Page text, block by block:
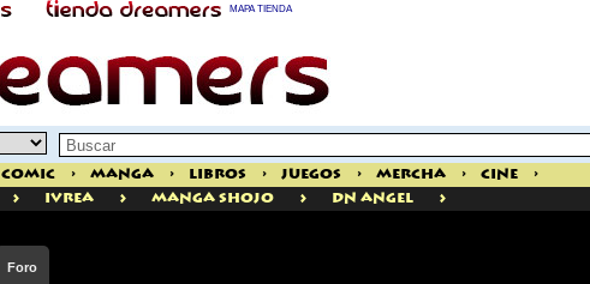
MAPA TIENDA
Comic > Manga > Libros > Juegos > Mercha > Cine
>
> Ivrea > Manga Shojo > DN Angel >
Foro